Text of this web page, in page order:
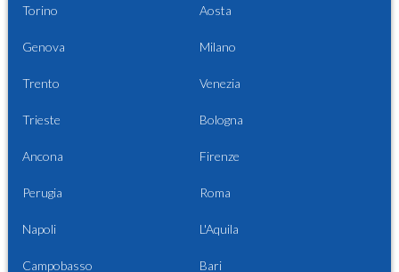
Torino Aosta
Genova Milano
Trento Venezia
Trieste Bologna
Ancona Firenze
Perugia Roma
Napoli L'Aquila
Campobasso Bari